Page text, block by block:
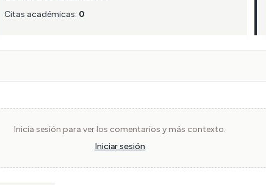
Citas académicas: 0
Inicia sesión para ver los comentarios y más contexto.
Iniciar sesión